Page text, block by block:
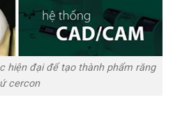
hiện đại để tạo thành phẩm răng
cercon